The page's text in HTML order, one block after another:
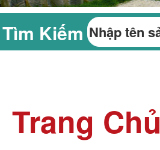
Tìm Kiếm
Trang Chủ